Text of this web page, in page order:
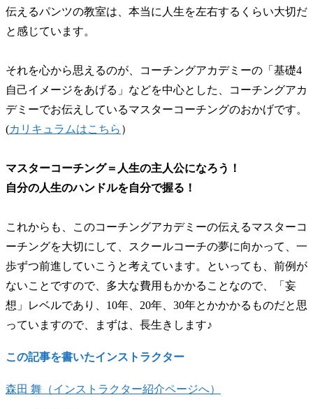
伝えるパンツの教室は、本当に人生を左右するくらい大切だ
と感じています。
それを心から思えるのが、コーチングアカデミーの「基礎4
自己イメージをあげる」などを中心とした、コーチングアカ
デミーでお伝えしているマスターコーチングのおかげです。
(カリキュラムはこちら ）
マスターコーチング＝人生の主人公になろう！
自分の人生のハンドルを自分で握る！
これからも、このコーチングアカデミーの伝えるマスターコ
ーチングを大切にして、スクールコーチの夢に向かって、一
歩ずつ前進していこうと考えています。といっても、前例が
ないことですので、多大な費用もかかることなので、「妄
想」レベルであり、10年、20年、30年とかかかるものだと思
っていますので、まずは、長生きします♪
この記事を書いたインストラクター
森田 舞（インストラクター紹介ページへ）